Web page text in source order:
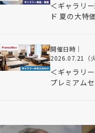
＜ギャラリ
ド 夏の大特
開催日時｜
2026.07.21（火
＜ギャラリ
プレミアム